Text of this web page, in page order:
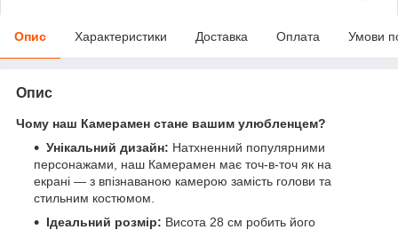
Опис Характеристики Доставка Оплата Умови
Опис
Чому наш Камерамен стане вашим улюбленцем?
Унікальний дизайн: Натхненний популярними
персонажами, наш Камерамен має точ-в-точ як на
екрані — з впізнаваною камерою замість голови та
стильним костюмом.
Ідеальний розмір: Висота 28 см робить його